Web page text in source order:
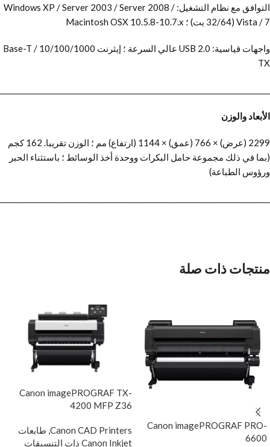
التوافق مع نظام التشغيل: Windows XP / Server 2003 / Server 2008 /
Vista / 7 (32/64 بت) ؛ Macintosh OSX 10.5.8-10.7.x
واجهات قياسية: USB 2.0 عالي السرعة ؛ إيثرنت 10/100/1000 Base-T /
TX
الأبعاد والوزن
2299 (عرض) × 766 (عمق) × 1144 (ارتفاع) مم ؛ الوزن تقريبا. 162 كجم
(بما في ذلك مجموعة حامل البكرات ووحدة أخذ الوسائط ؛ باستثناء الحبر
ورؤوس الطباعة)
منتجات ذات صلة
Canon imagePROGRAF PRO-
6600
Canon imagePROGRAF TX-
4200 MFP Z36
Canon CAD Printers
, طابعات
Canon Inkjet ذات التنسيقات